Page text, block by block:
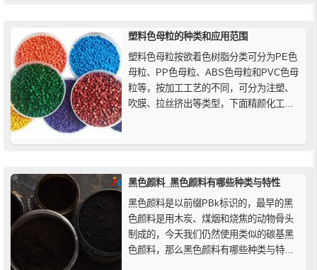
塑料色母粒的种类和应用范围
塑料色母粒按欲着色树脂分类可分为PE色
母粒、PP色母粒、ABS色母粒和PVC色母
粒等，按加工工艺的不同，可分为注塑、
吹膜、拉丝挤出等类型，下面精颜化工为
黑色颜料_黑色颜料有哪些种类与特性
黑色颜料是以前缀PBk标识的，最早的黑
色颜料是用木炭、煤烟和烧焦的动物骨头
制成的，今天我们仍然使用类似的碳基黑
色颜料，那么黑色颜料有哪些种类与特性